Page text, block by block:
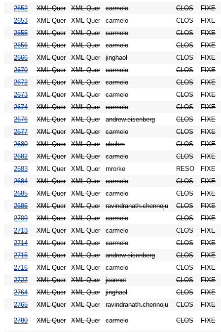
2652
XML Quer XML Quer carmelo CLOS
FIXE
2653
XML Quer XML Quer carmelo CLOS
FIXE
2655
XML Quer XML Quer carmelo CLOS
FIXE
2656
XML Quer XML Quer carmelo CLOS
FIXE
2666
XML Quer XML Quer jinghaol CLOS
FIXE
2670
XML Quer XML Quer carmelo CLOS
FIXE
2672
XML Quer XML Quer carmelo CLOS
FIXE
2673
XML Quer XML Quer carmelo CLOS
FIXE
2674
XML Quer XML Quer carmelo CLOS
FIXE
2676
XML Quer XML Quer andrew.eisenberg CLOS
FIXE
2677
XML Quer XML Quer carmelo CLOS
FIXE
2680
XML Quer XML Quer abehm CLOS
FIXE
2682
XML Quer XML Quer carmelo CLOS
FIXE
2683
XML Quer XML Quer mrorke RESO
FIXE
2684
XML Quer XML Quer carmelo CLOS
FIXE
2685
XML Quer XML Quer carmelo CLOS
FIXE
2686
XML Quer XML Quer ravindranath.chennoju CLOS
FIXE
2709
XML Quer XML Quer carmelo CLOS
FIXE
2713
XML Quer XML Quer carmelo CLOS
FIXE
2714
XML Quer XML Quer carmelo CLOS
FIXE
2715
XML Quer XML Quer andrew.eisenberg CLOS
FIXE
2716
XML Quer XML Quer carmelo CLOS
FIXE
2727
XML Quer XML Quer joannet CLOS
FIXE
2764
XML Quer XML Quer jinghaol CLOS
FIXE
2765
XML Quer XML Quer ravindranath.chennoju CLOS FIXE
2780 XML Quer XML Quer carmelo CLOS FIXE